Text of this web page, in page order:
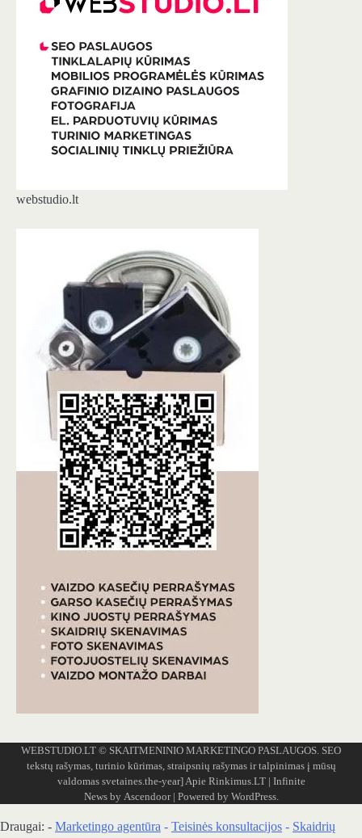
webstudio.lt
WEBSTUDIO.LT © SKAITMENINIO MARKETINGO PASLAUGOS. SEO
tekstų rašymas, turinio kūrimas, straipsnių rašymas ir talpinimas į mūsų
valdomas svetaines.the-year] Apie Rinkimus.LT| Infinite
News by Ascendoor| Powered by WordPress.
Draugai: - Marketingo agentūra - Teisinės konsultacijos - Skaidrių